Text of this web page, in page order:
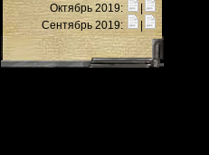
Октябрь 2019:
Сентябрь 2019: